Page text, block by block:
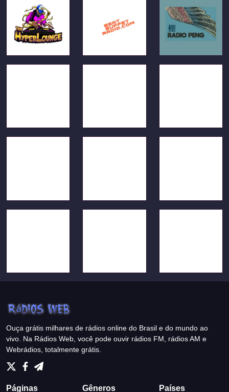
Ouça grátis milhares de rádios online do Brasil e do mundo ao
vivo. Na Rádios Web, você pode ouvir rádios FM, rádios AM e
Webrádios, totalmente grátis.
Páginas Gêneros Países